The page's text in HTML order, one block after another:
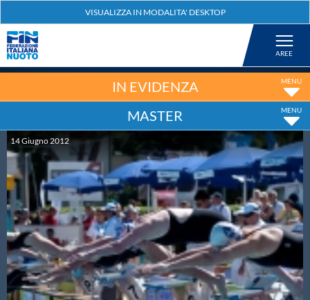
Nuoto
Tuffi
Artistico
Fondo
Salvamento
IN EVIDENZA
MASTER
14Giugno2012